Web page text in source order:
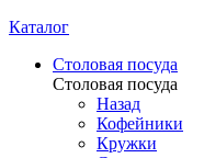
Каталог
Столовая посуда
Столовая посуда
Назад
Кофейники
Кружки